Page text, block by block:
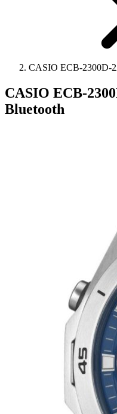
CASIO ECB-2300D-
CASIO ECB-
Bluetooth